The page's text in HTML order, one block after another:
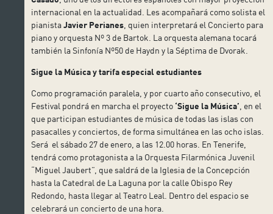
internacional en la actualidad. Les acompañará como solista el
pianistaJavier Perianes, quien interpretará el Concierto para
piano y orquesta Nº 3 de Bartok. La orquesta alemana tocará
también la Sinfonía Nº50 de Haydn y la Séptima de Dvorak.
Sigue la Música y tarifa especial estudiantes
Como programación paralela, y por cuarto año consecutivo, el
Festival pondrá en marcha el proyecto ‘Sigue la Música’ , en el
que participan estudiantes de música de todas las islas con
pasacalles y conciertos, de forma simultánea en las ocho islas.
Será el sábado 27 de enero, a las 12.00 horas. En Tenerife,
tendrá como protagonista a la Orquesta Filarmónica Juvenil
“Miguel Jaubert”, que saldrá de la Iglesia de la Concepción
hasta la Catedral de La Laguna por la calle Obispo Rey
Redondo, hasta llegar al Teatro Leal. Dentro del espacio se
celebrará un concierto de una hora.